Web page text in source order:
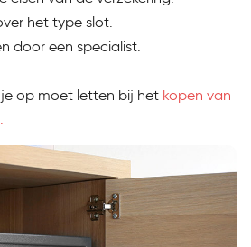
het type slot.
door een specialist.
op moet letten bij het kopen van